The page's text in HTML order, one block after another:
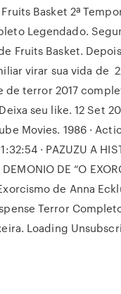
Basket 2ª
Legendado.
Fruits Basket.
virar sua vida de
de terror 2017
seu like. 12 Set
Movies. 1986 ·
· PAZUZU A
DE “O
de Anna
Terror
Loading